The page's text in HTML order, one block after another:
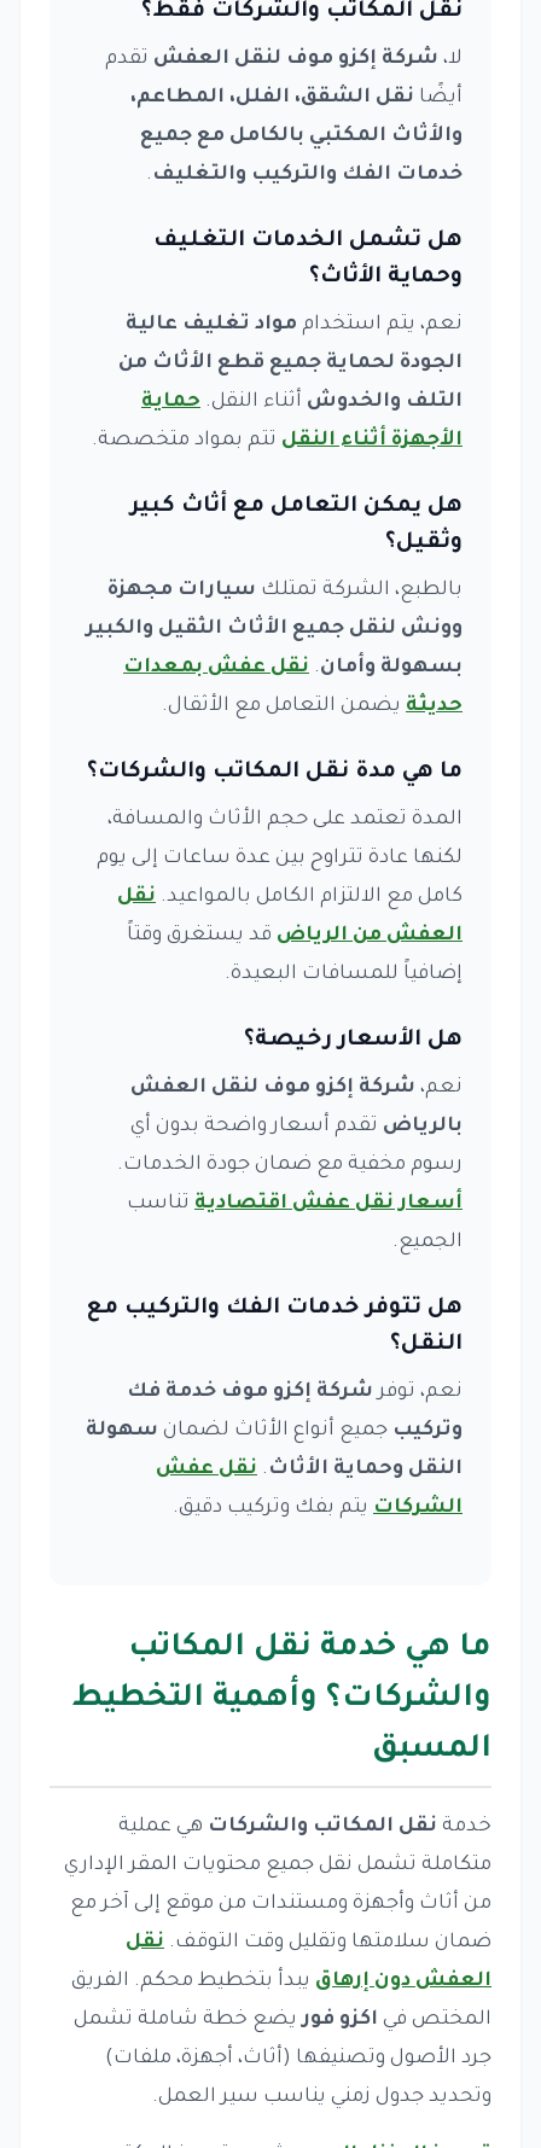
نقل المكاتب والشركات فقط؟
لا، شركة إكزو موف لنقل العفش تقدم
أيضًا نقل الشقق، الفلل، المطاعم،
والأثاث المكتبي بالكامل مع جميع
خدمات الفك والتركيب والتغليف .
هل تشمل الخدمات التغليف
وحماية الأثاث؟
نعم، يتم استخدام مواد تغليف عالية
الجودة لحماية جميع قطع الأثاث من
التلف والخدوش أثناء النقل. حماية
الأجهزة أثناء النقل تتم بمواد متخصصة.
هل يمكن التعامل مع أثاث كبير
وثقيل؟
بالطبع، الشركة تمتلك سيارات مجهزة
وونش لنقل جميع الأثاث الثقيل والكبير
بسهولة وأمان. نقل عفش بمعدات
حديثة يضمن التعامل مع الأثقال.
ما هي مدة نقل المكاتب والشركات؟
المدة تعتمد على حجم الأثاث والمسافة،
لكنها عادة تتراوح بين عدة ساعات إلى يوم
كامل مع الالتزام الكامل بالمواعيد. نقل
العفش من الرياض قد يستغرق وقتاً
إضافياً للمسافات البعيدة.
هل الأسعار رخيصة؟
نعم، شركة إكزو موف لنقل العفش
بالرياض تقدم أسعار واضحة بدون أي
رسوم مخفية مع ضمان جودة الخدمات.
أسعار نقل عفش اقتصادية تناسب
الجميع.
هل تتوفر خدمات الفك والتركيب مع
النقل؟
نعم، توفرشركة إكزو موف خدمة فك
وتركيب جميع أنواع الأثاث لضمان سهولة
النقل وحماية الأثاث . نقل عفش
الشركات يتم بفك وتركيب دقيق.
ما هي خدمة نقل المكاتب
والشركات؟ وأهمية التخطيط
المسبق
خدمة نقل المكاتب والشركات هي عملية
متكاملة تشمل نقل جميع محتويات المقر الإداري
من أثاث وأجهزة ومستندات من موقع إلى آخر مع
ضمان سلامتها وتقليل وقت التوقف. نقل
العفش دون إرهاق يبدأ بتخطيط محكم. الفريق
المختص في اكزو فوريضع خطة شاملة تشمل
جرد الأصول وتصنيفها (أثاث، أجهزة، ملفات)
وتحديد جدول زمني يناسب سير العمل.